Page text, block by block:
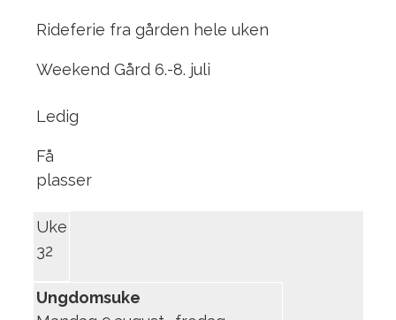
Rideferie fra gården hele uken
Weekend Gård 6.-8. juli
Ledig
Få
plasser
Uke
32
Ungdomsuke